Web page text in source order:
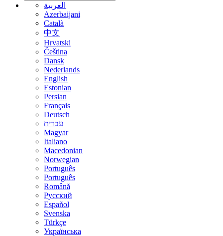
العربية
Azerbaijani
Català
中文
Hrvatski
Čeština
Dansk
Nederlands
English
Estonian
Persian
Français
Deutsch
עברית
Magyar
Italiano
Macedonian
Norwegian
Português
Português
Română
Русский
Español
Svenska
Türkçe
Українська